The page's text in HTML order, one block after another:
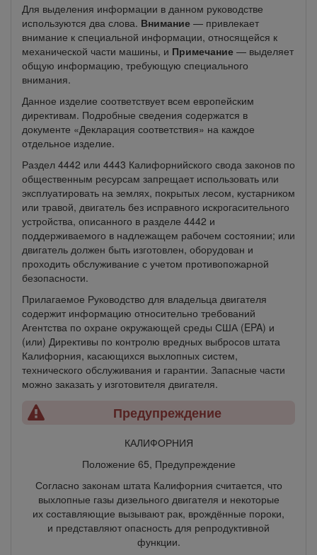
Для выделения информации в данном руководстве
используются два слова. Внимание — привлекает
внимание к специальной информации, относящейся к
механической части машины, и Примечание — выделяет
общую информацию, требующую специального
внимания.
Данное изделие соответствует всем европейским
директивам. Подробные сведения содержатся в
документе «Декларация соответствия» на каждое
отдельное изделие.
Раздел 4442 или 4443 Калифорнийского свода законов по
общественным ресурсам запрещает использовать или
эксплуатировать на землях, покрытых лесом, кустарником
или травой, двигатель без исправного искрогасительного
устройства, описанного в разделе 4442 и
поддерживаемого в надлежащем рабочем состоянии; или
двигатель должен быть изготовлен, оборудован и
проходить обслуживание с учетом противопожарной
безопасности.
Прилагаемое Руководство для владельца двигателя
содержит информацию относительно требований
Агентства по охране окружающей среды США (EPA) и
(или) Директивы по контролю вредных выбросов штата
Калифорния, касающихся выхлопных систем,
технического обслуживания и гарантии. Запасные части
можно заказать у изготовителя двигателя.
Предупреждение
КАЛИФОРНИЯ
Положение 65, Предупреждение
Согласно законам штата Калифорния считается, что
выхлопные газы дизельного двигателя и некоторые
их составляющие вызывают рак, врождённые пороки,
и представляют опасность для репродуктивной
функции.